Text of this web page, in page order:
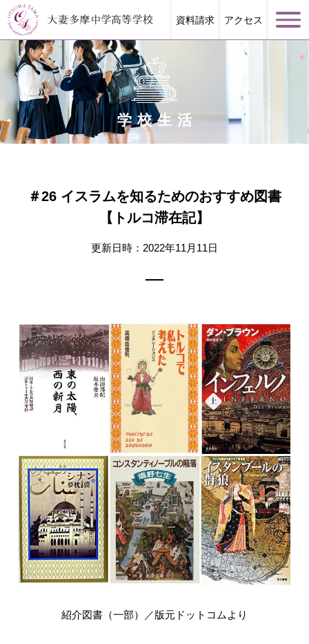
資料請求 アクセス
学校案内
English
学校生活
＃26 イスラムを知るためのおすすめ図書
【トルコ滞在記】
更新日時：2022年11月11日
紹介図書（一部）／版元ドットコムより